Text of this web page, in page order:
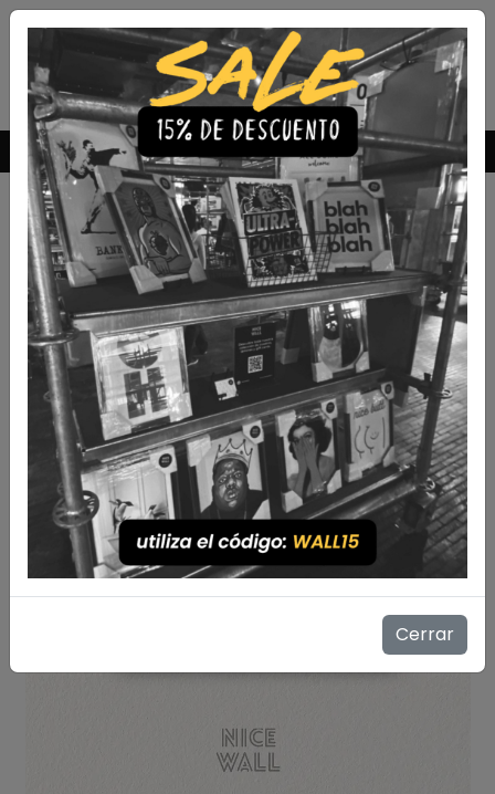
Envío Gratis a todo Chile comprando 3 o más productos
Cerrar